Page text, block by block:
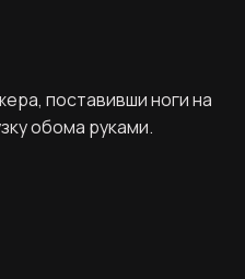
поставивши ноги на
обома руками.